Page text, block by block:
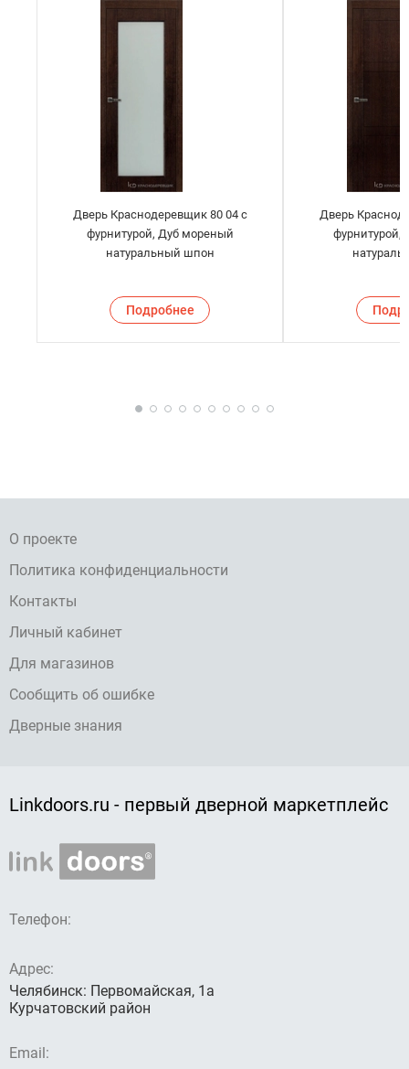
Дверь Краснодеревщик 80 04 с
фурнитурой, Дуб мореный
натуральный шпон
Подробнее
Дверь
фурнитурой,
О проекте
Политика конфиденциальности
Контакты
Личный кабинет
Для магазинов
Сообщить об ошибке
Дверные знания
Linkdoors.ru - первый дверной маркетплейс
Телефон:
Адрес:
Челябинск: Первомайская, 1а
Курчатовский район
Email: